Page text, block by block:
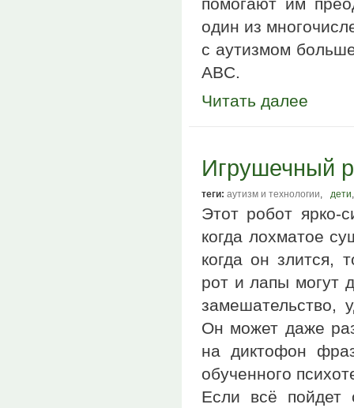
один из
с аутизмом
ABC.
Читать далее
Игрушечный
теги: аутизм и технологии, дети,
Этот робот ярко-
когда лохматое
когда он злится,
рот и лапы могут
замешательство,
Он может даже
на диктофон
обученного
Если всё пойдет